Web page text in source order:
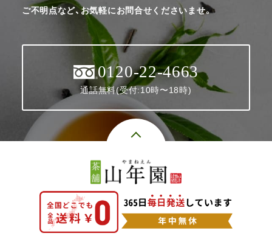
ご不明点など、お気軽にお問合せくださいませ。
0120-22-4663
通話無料(受付:10時〜18時)